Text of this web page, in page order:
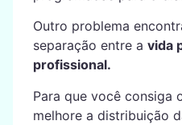
Outro problema
separação entre a vida
profissional.
Para que você consiga
melhore a distribuição